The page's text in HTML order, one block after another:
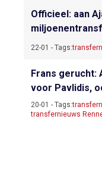
Officieel: aan
22-01 - Tags:
Frans gerucht:
voor Pavlidis,
20-01 - Tags:
transfernieuws